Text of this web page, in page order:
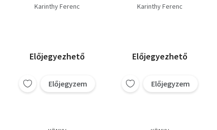
Karinthy Ferenc
Előjegyezhető
Előjegyzem
Karinthy Ferenc
Előjegyezhető
Előjegyzem